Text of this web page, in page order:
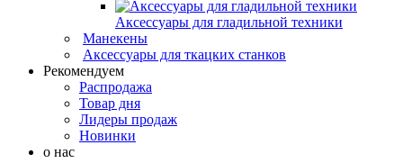
Аксессуары для гладильной техники
Манекены
Аксессуары для ткацких станков
Рекомендуем
Распродажа
Товар дня
Лидеры продаж
Новинки
о нас